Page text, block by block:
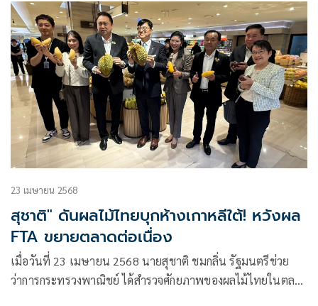
แปรรูป และส่งออกสินค้าข้าวและผลิตภัณฑ์ และวิสาหกิจชุมชน
ทอผ้าพื้นเมืองบ้านหนองสังข์ อำเภอนาแก
23 เมษายน 2568
สุชาติ" ดันผลไม้ไทยบุกห้างเกาหลีใต้! หวังผล
FTA ขยายตลาดต่อเนื่อง
เมื่อวันที่ 23 เมษายน 2568 นายสุชาติ ชมกลิ่น รัฐมนตรีช่วย
ว่าการกระทรวงพาณิชย์ ได้สำรวจศักยภาพของผลไม้ไทยในตลาด